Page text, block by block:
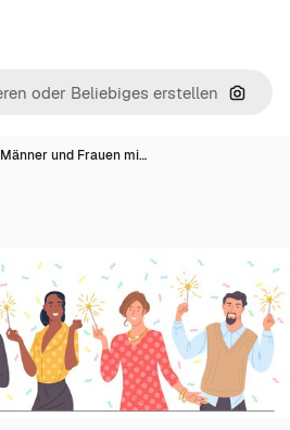
Nach
Männer und Frauen mi…